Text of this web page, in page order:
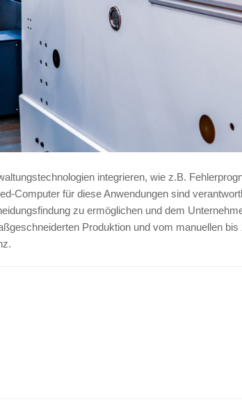
integrieren, wie z.B.
Computer für diese Anwendungen sind
zu ermöglichen und dem
Produktion und vom manuellen